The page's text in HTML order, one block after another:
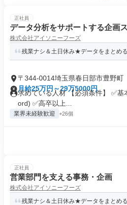
正社員
データ分析をサポートする企画
株式会社アイソニーフーズ
残業ナシ＆土日休み★データをまとめ
〒344-0014埼玉県春日部市豊野町
月給25万円～29万5000円
求めている人材 【必須条件】 ✅
ord) ✅高卒以上...
業界未経験歓迎 +26個
正社員
営業部門を支える事務・企画
株式会社アイソニーフーズ
残業ナシ＆土日休み★データをまとめ